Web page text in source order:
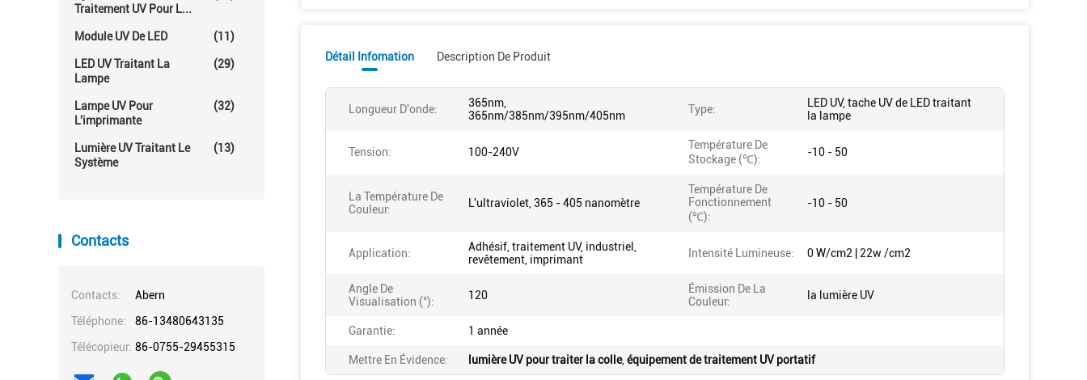
Traitement UV Pour L...
Module UV De LED (11)
LED UV Traitant La
Lampe
(29)
Lampe UV Pour
L'imprimante
(32)
Lumière UV Traitant Le
Système
(13)
Contacts
Contacts:
Abern
Téléphone:
86-13480643135
Télécopieur: 86-0755-29455315
Détail Infomation Description De Produit
Longueur D'onde:
365nm,
365nm/385nm/395nm/405nm
Type:
LED UV, tache UV de LED traitant
la lampe
Tension: 100-240V
Température De
Stockage (℃):
-10 - 50
La Température De
Couleur:
L'ultraviolet, 365 - 405 nanomètre
Température De
Fonctionnement
(℃):
-10 - 50
Application:
Adhésif, traitement UV, industriel,
revêtement, imprimant
Intensité Lumineuse: 0 W/cm2 | 22w /cm2
Angle De
Visualisation (°):
120
Émission De La
Couleur:
la lumière UV
Garantie: 1 année
Mettre En Évidence: lumière UV pour traiter la colle, équipement de traitement UV portatif